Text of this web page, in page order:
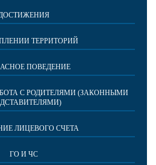
ТЕРРИТОРИЙ
ПОВЕДЕНИЕ
С РОДИТЕЛЯМИ (ЗАКОННЫМИ
ЛИЦЕВОГО СЧЕТА
ГО И ЧС